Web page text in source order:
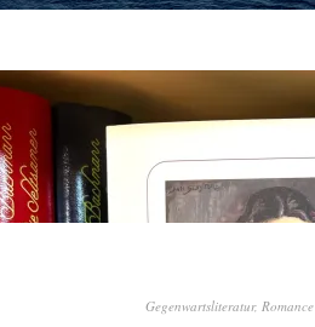
Gegenwartsliteratur, Romance